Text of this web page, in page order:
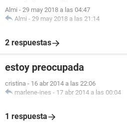
Almi - 29 may 2018 a las 04:47
Almi - 29 may 2018 a las 21:14
2 respuestas
estoy preocupada
cristina - 16 abr 2014 a las 22:06
marlene-ines - 17 abr 2014 a las 00:04
1 respuesta